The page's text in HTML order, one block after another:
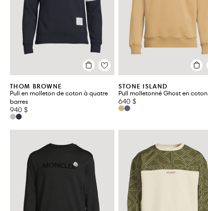
THOM BROWNE
Pull en molleton de coton à quatre
barres
940 $
STONE ISLAND
Pull molletonné Ghost en coton
640 $